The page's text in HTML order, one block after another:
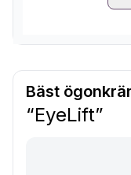
Bäst
“EyeLift”